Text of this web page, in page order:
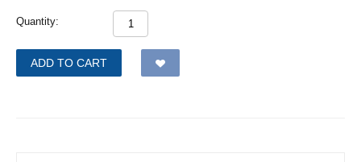
Quantity:
ADD TO CART